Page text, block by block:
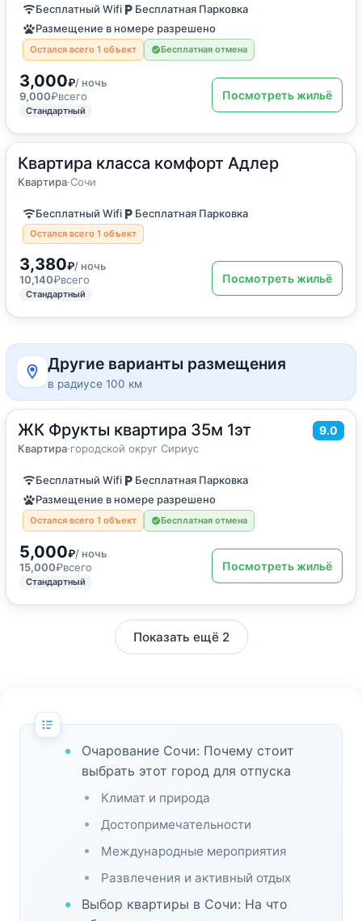
Бесплатный Wifi
Бесплатная Парковка
Размещение в номере разрешено
Остался всего 1 объект Бесплатная отмена
3,000₽/ ночь
9,000₽всего
Стандартный
Посмотреть жильё
Квартира класса комфорт Адлер
Квартира·Сочи
25м2·4 гостя
Квартира
Бесплатный Wifi Бесплатная Парковка
Остался всего 1 объект
3,380₽/ ночь
10,140₽всего
Стандартный
Посмотреть жильё
Другие варианты размещения
в радиусе 100 км
ЖК Фрукты квартира 35м 1эт 9.0
Квартира·городской округ Сириус
35м2·4 гостя
Бесплатный Wifi
Бесплатная Парковка
Размещение в номере разрешено
Остался всего 1 объект Бесплатная отмена
5,000₽/ ночь
15,000₽всего
Стандартный
Посмотреть жильё
Показать ещё 2
Очарование Сочи: Почему стоит
выбрать этот город для отпуска
Климат и природа
Достопримечательности
Международные мероприятия
Развлечения и активный отдых
Выбор квартиры в Сочи: На что